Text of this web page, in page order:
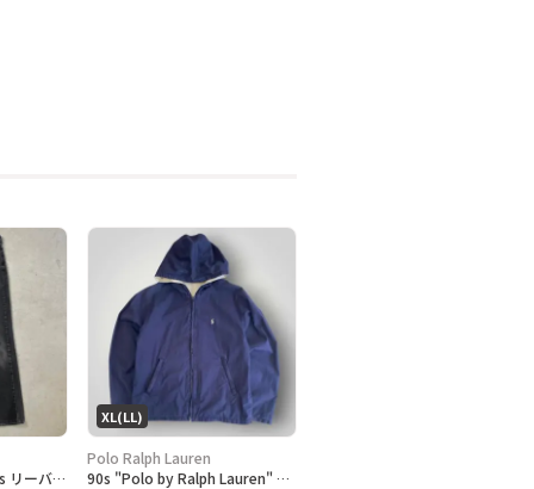
90年代 カナダ製 Levi's リーバイス 516 ブラックデニムパンツ ストレート メンズW36 古着 90s ヴィンテージ VINTAGE 後染め グレーデニム フェードブラック 黒
XL(LL)
Polo Ralph Lauren
90s "Polo by Ralph Lauren" Reversible Hoodie Jacket ポロ ラルフローレン リバーシブル ジャケット[XL]